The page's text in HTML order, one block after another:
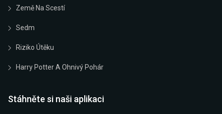
Země Na Scestí
Sedm
Riziko Útěku
Harry Potter A Ohnivý Pohár
Stáhněte si naši aplikaci